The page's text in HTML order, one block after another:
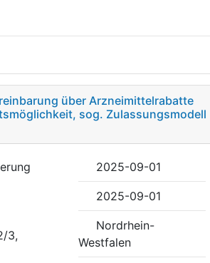
über Arzneimittelrabatte
sog. Zulassungsmodell
3,
2025-09-01
2025-09-01
Nordrhein-
Westfalen